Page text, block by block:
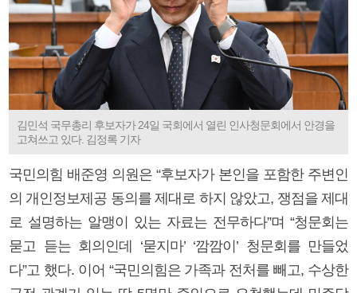
김민석 국무총리 후보자가 24일 국회에서 열린 인사청문회에서 안경을
고쳐쓰고 있다. 김정록 기자
국민의힘 배준영 의원은 “후보자가 본인을 포함한 주변인
의 개인정보제공 동의를 제대로 하지 않았고, 쟁점을 제대
로 설명하는 알맹이 있는 자료는 전무하다”며 “청문회는
묻고 듣는 회의인데 ‘묻지마’ ‘깜깜이’ 청문회를 만들었
다”고 했다. 이어 “국민의힘은 가족과 전처를 빼고, 수상한